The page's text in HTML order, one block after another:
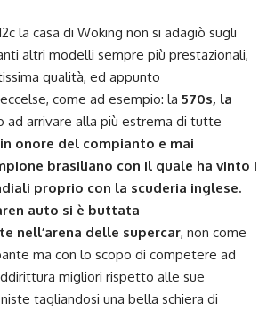
la casa di Woking non si adagiò sugli
altri modelli sempre più prestazionali,
qualità, ed appunto
come ad esempio: la 570s, la
ad arrivare alla più estrema di tutte
onore del compianto e mai
brasiliano con il quale ha vinto i
proprio con la scuderia inglese.
auto si è buttata
nell’arena delle supercar, non come
ma con lo scopo di competere ad
migliori rispetto alle sue
tagliandosi una bella schiera di